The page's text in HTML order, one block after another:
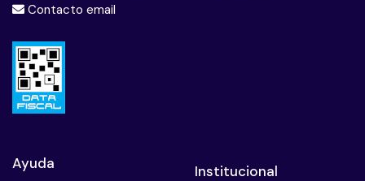
Contacto email
Ayuda Institucional